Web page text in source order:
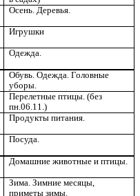
Осень. Деревья.
Игрушки
Одежда.
Обувь. Одежда. Головные
уборы.
Перелетные птицы. (без
пн.06.11.)
Продукты питания.
Посуда.
Домашние животные и птицы.
Зима. Зимние месяцы,
приметы зимы.